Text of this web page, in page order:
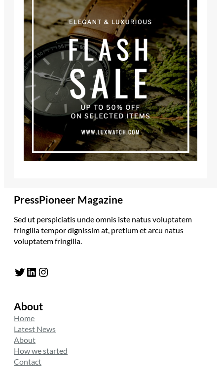
PressPioneer Magazine
Sed ut perspiciatis unde omnis iste natus voluptatem
fringilla tempor dignissim at, pretium et arcu natus
voluptatem fringilla.
Twitter LinkedIn Instagram
About
Home
Latest News
About
How we started
Contact